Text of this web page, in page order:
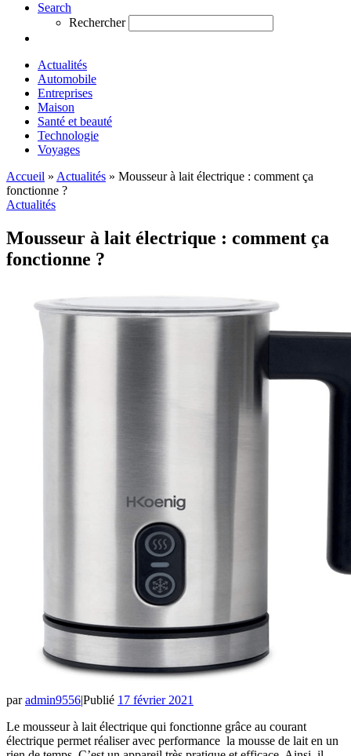
Search
Rechercher
Actualités
Automobile
Entreprises
Maison
Santé et beauté
Technologie
Voyages
Accueil » Actualités » Mousseur à lait électrique : comment ça
fonctionne ?
Actualités
Mousseur à lait électrique : comment ça
fonctionne ?
paradmin9556|Publié 17 février 2021
Le mousseur à lait électrique qui fonctionne grâce au courant
électrique permet réaliser avec performance la mousse de lait en un